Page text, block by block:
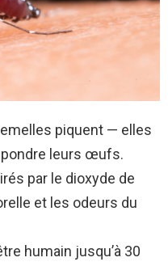
piquent — elles
leurs œufs.
par le dioxyde de
et les odeurs du
humain jusqu’à 30